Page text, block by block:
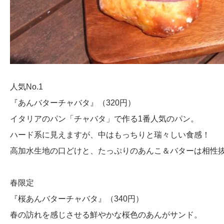
人気No.1
『あんバターチャバタ』（320円）
イタリアのパン「チャバタ」で作る1番人気のパン。
ハード系に見えますが、中はもっちりと瑞々しい食感！
高加水生地の口どけと、たっぷりのあんこ＆バターは相性
春限定
『桜あんバターチャバタ』（340円）
春の訪れを感じさせる鮮やかな桜色のあんがサンド。